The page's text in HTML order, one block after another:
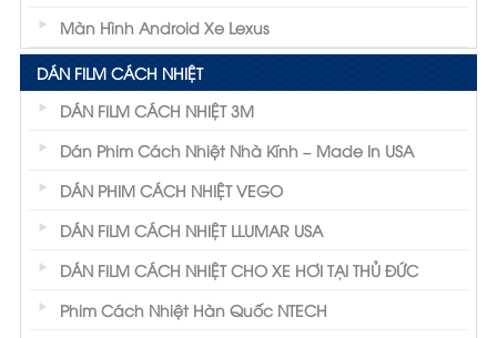
Màn Hình Android Xe Lexus
DÁN FILM CÁCH NHIỆT
DÁN FILM CÁCH NHIỆT 3M
Dán Phim Cách Nhiệt Nhà Kính – Made In USA
DÁN PHIM CÁCH NHIỆT VEGO
DÁN FILM CÁCH NHIỆT LLUMAR USA
DÁN FILM CÁCH NHIỆT CHO XE HƠI TẠI THỦ ĐỨC
Phim Cách Nhiệt Hàn Quốc NTECH